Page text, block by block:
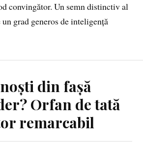
convingător. Un semn distinctiv al
grad generos de inteligență
din fașă
Orfan de tată
remarcabil